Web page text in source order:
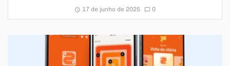
17 de junho de 2025 0